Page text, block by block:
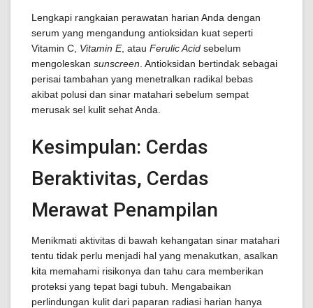
Lengkapi rangkaian perawatan harian Anda dengan
serum yang mengandung antioksidan kuat seperti
Vitamin C, Vitamin E, atau Ferulic Acid sebelum
mengoleskan sunscreen . Antioksidan bertindak sebagai
perisai tambahan yang menetralkan radikal bebas
akibat polusi dan sinar matahari sebelum sempat
merusak sel kulit sehat Anda.
Kesimpulan: Cerdas
Beraktivitas, Cerdas
Merawat Penampilan
Menikmati aktivitas di bawah kehangatan sinar matahari
tentu tidak perlu menjadi hal yang menakutkan, asalkan
kita memahami risikonya dan tahu cara memberikan
proteksi yang tepat bagi tubuh. Mengabaikan
perlindungan kulit dari paparan radiasi harian hanya